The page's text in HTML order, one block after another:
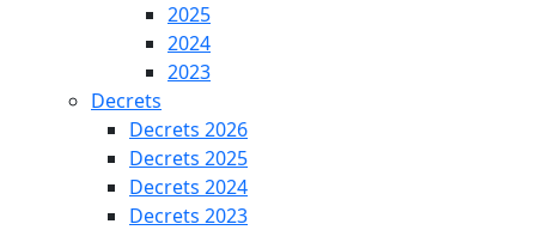
2025
2024
2023
Decrets
Decrets 2026
Decrets 2025
Decrets 2024
Decrets 2023